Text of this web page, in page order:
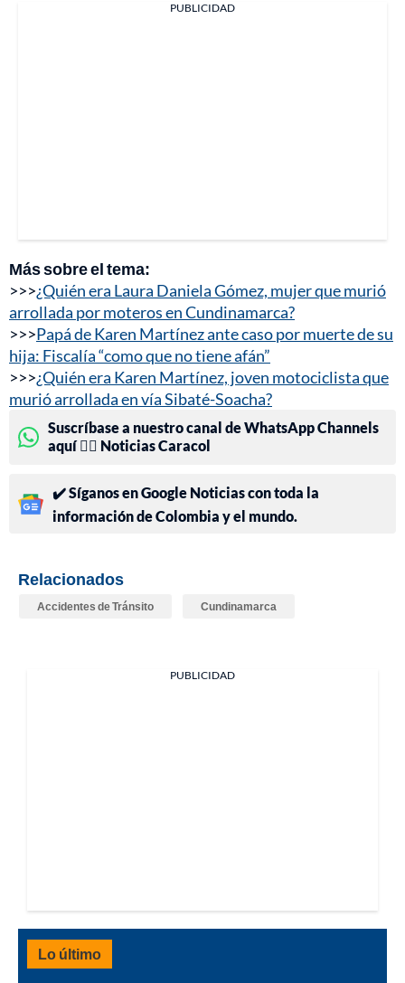
PUBLICIDAD
Más sobre el tema:
>>>¿Quién era Laura Daniela Gómez, mujer que murió
arrollada por moteros en Cundinamarca?
>>>Papá de Karen Martínez ante caso por muerte de su
hija: Fiscalía “como que no tiene afán”
>>>¿Quién era Karen Martínez, joven motociclista que
murió arrollada en vía Sibaté-Soacha?
Suscríbase a nuestro canal de WhatsApp Channels
aquí 👉🏻 Noticias Caracol
✔️ Síganos en Google Noticias con toda la
información de Colombia y el mundo.
Relacionados
Accidentes de Tránsito Cundinamarca
PUBLICIDAD
Lo último